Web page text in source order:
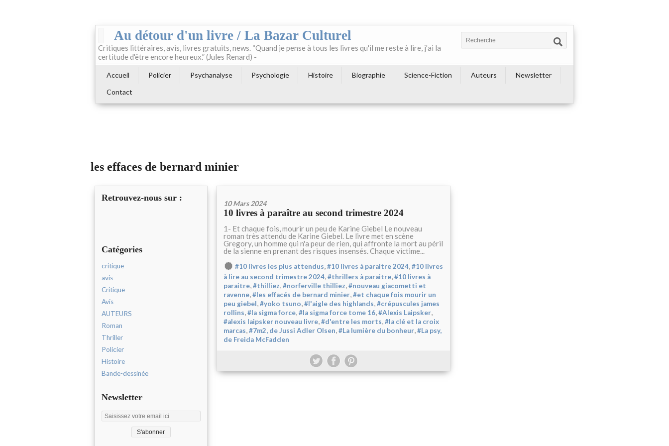
Au détour d'un livre / La Bazar Culturel
Critiques littéraires, avis, livres gratuits, news. “Quand je pense à tous les livres qu'il me reste à lire, j'ai la
certitude d'être encore heureux.” (Jules Renard) -
Accueil Policier Psychanalyse Psychologie Histoire Biographie Science-Fiction Auteurs
Newsletter
Contact
les effaces de bernard minier
Retrouvez-nous sur :
Catégories
critique
avis
Critique
Avis
AUTEURS
Roman
Thriller
Policier
Histoire
Bande-dessinée
Newsletter
10 Mars 2024
10 livres à paraître au second trimestre 2024
1- Et chaque fois, mourir un peu de Karine Giebel Le nouveau
roman très attendu de Karine Giebel. Le livre met en scène
Gregory, un homme qui n'a peur de rien, qui affronte la mort au péril
de la sienne en prenant des risques insensés. Chaque victime...
#10 livres les plus attendus,#10 livres à paraitre 2024,#10 livres
à lire au second trimestre 2024,#thrillers à paraitre,#10 livres à
paraitre,#thilliez,#norferville thilliez,#nouveau giacometti et
ravenne,#les effacés de bernard minier,#et chaque fois mourir un
peu giebel,#yoko tsuno,#l'aigle des highlands,#crépuscules james
rollins,#la sigma force,#la sigma force tome 16,#Alexis Laipsker,
#alexis laipsker nouveau livre,#d'entre les morts,#la clé et la croix
marcas,#7m2, de Jussi Adler Olsen,#La lumière du bonheur,#La psy,
de Freida McFadden